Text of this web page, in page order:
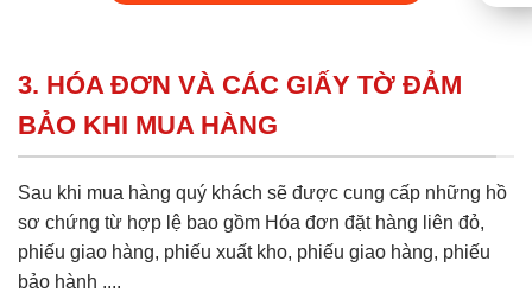
3. HÓA ĐƠN VÀ CÁC GIẤY TỜ ĐẢM
BẢO KHI MUA HÀNG
Sau khi mua hàng quý khách sẽ được cung cấp những hồ
sơ chứng từ hợp lệ bao gồm Hóa đơn đặt hàng liên đỏ,
phiếu giao hàng, phiếu xuất kho, phiếu giao hàng, phiếu
bảo hành ....